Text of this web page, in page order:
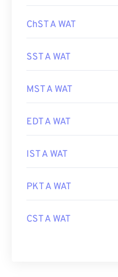
ChST A WAT
SST A WAT
MST A WAT
EDT A WAT
IST A WAT
PKT A WAT
CST A WAT